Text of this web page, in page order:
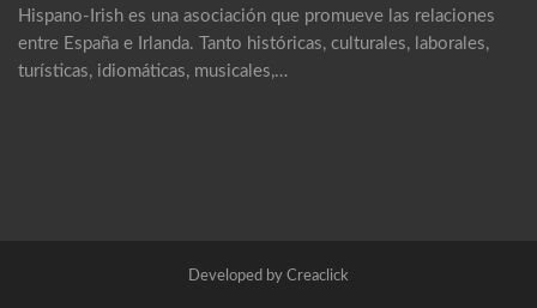
Hispano-Irish es una asociación que promueve las relaciones
entre España e Irlanda. Tanto históricas, culturales, laborales,
turísticas, idiomáticas, musicales,…
Developed by Creaclick